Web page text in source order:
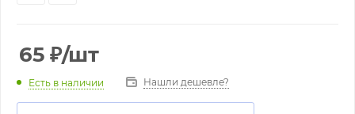
65 ₽/шт
Есть в наличии Нашли дешевле?